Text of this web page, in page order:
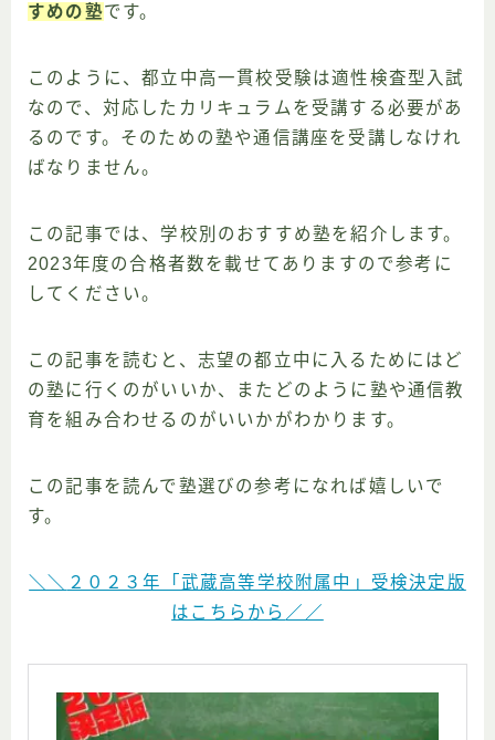
すめの塾です。
このように、都立中高一貫校受験は適性検査型入試
なので、対応したカリキュラムを受講する必要があ
るのです。そのための塾や通信講座を受講しなけれ
ばなりません。
この記事では、学校別のおすすめ塾を紹介します。
2023年度の合格者数を載せてありますので参考に
してください。
この記事を読むと、志望の都立中に入るためにはど
の塾に行くのがいいか、またどのように塾や通信教
育を組み合わせるのがいいかがわかります。
この記事を読んで塾選びの参考になれば嬉しいで
す。
＼＼ ２０２３年「武蔵高等学校附属中」受検決定版
はこちらから ／／